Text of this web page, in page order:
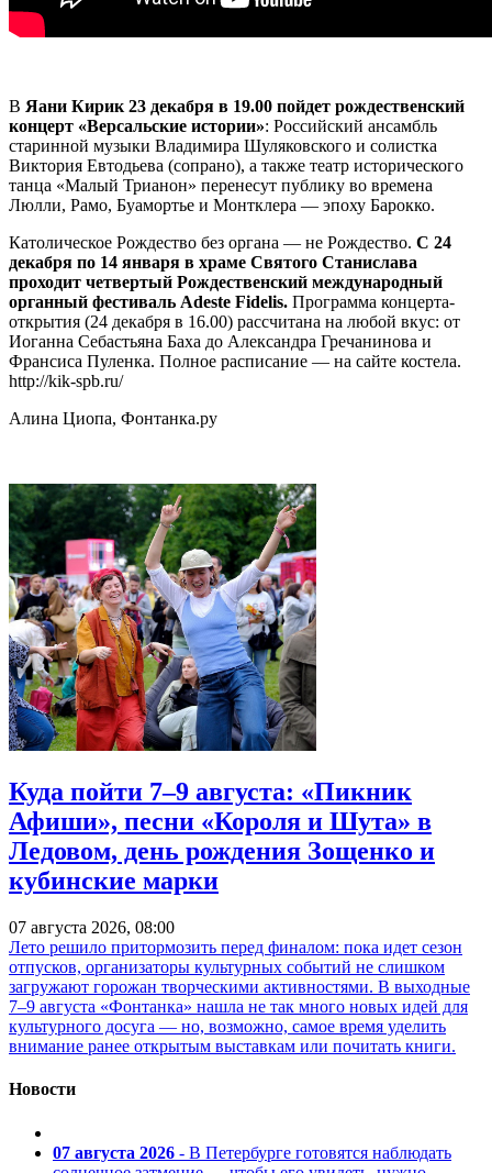
В Яани Кирик 23 декабря в 19.00 пойдет рождественский
концерт «Версальские истории»: Российский ансамбль
старинной музыки Владимира Шуляковского и солистка
Виктория Евтодьева (сопрано), а также театр исторического
танца «Малый Трианон» перенесут публику во времена
Люлли, Рамо, Буамортье и Монтклера — эпоху Барокко.
Католическое Рождество без органа — не Рождество. С 24
декабря по 14 января в храме Святого Станислава
проходит четвертый Рождественский международный
органный фестиваль Adeste Fidelis. Программа концерта-
открытия (24 декабря в 16.00) рассчитана на любой вкус: от
Иоганна Себастьяна Баха до Александра Гречанинова и
Франсиса Пуленка. Полное расписание — на сайте костела.
http://kik-spb.ru/
Алина Циопа, Фонтанка.ру
Куда пойти 7–9 августа: «Пикник
Афиши», песни «Короля и Шута» в
Ледовом, день рождения Зощенко и
кубинские марки
07 августа 2026, 08:00
Лето решило притормозить перед финалом: пока идет сезон
отпусков, организаторы культурных событий не слишком
загружают горожан творческими активностями. В выходные
7–9 августа «Фонтанка» нашла не так много новых идей для
культурного досуга — но, возможно, самое время уделить
внимание ранее открытым выставкам или почитать книги.
Новости
07 августа 2026 - В Петербурге готовятся наблюдать